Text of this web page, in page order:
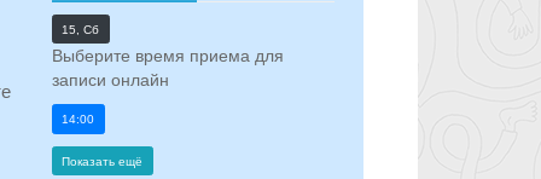
15, Сб
Выберите время приема для
записи онлайн
14:00
Показать ещё